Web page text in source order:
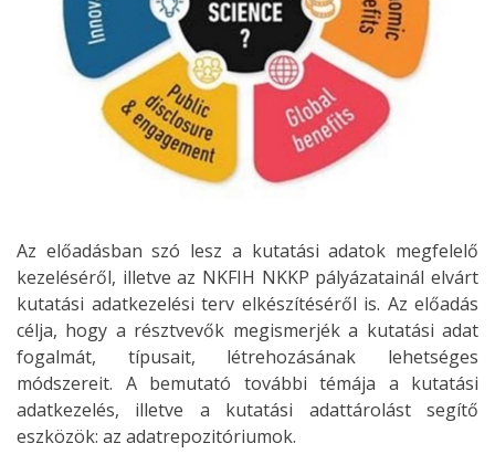
Az előadásban szó lesz a kutatási adatok megfelelő
kezeléséről, illetve az NKFIH NKKP pályázatainál elvárt
kutatási adatkezelési terv elkészítéséről is. Az előadás
célja, hogy a résztvevők megismerjék a kutatási adat
fogalmát, típusait, létrehozásának lehetséges
módszereit. A bemutató további témája a kutatási
adatkezelés, illetve a kutatási adattárolást segítő
eszközök: az adatrepozitóriumok.